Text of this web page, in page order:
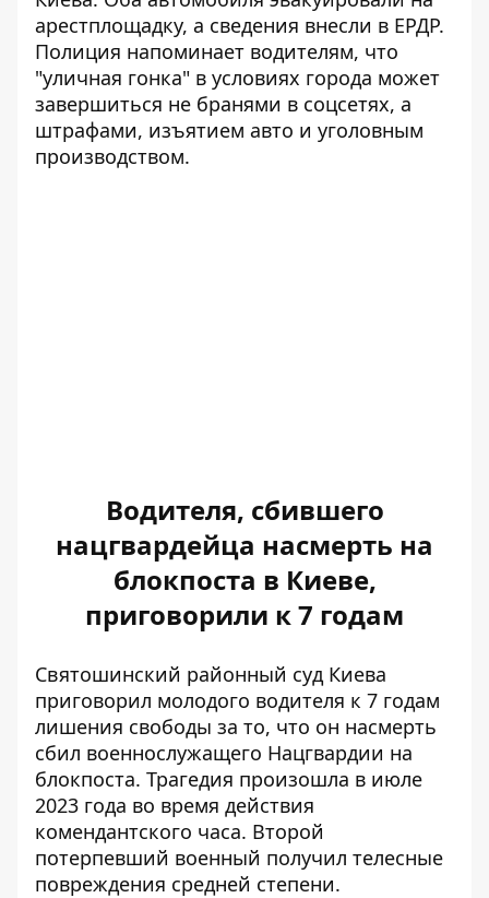
арестплощадку, а сведения внесли в ЕРДР.
Полиция напоминает водителям, что
"уличная гонка" в условиях города может
завершиться не бранями в соцсетях, а
штрафами, изъятием авто и уголовным
производством.
Водителя, сбившего
нацгвардейца насмерть на
блокпоста в Киеве,
приговорили к 7 годам
Святошинский районный суд Киева
приговорил молодого водителя к 7 годам
лишения свободы за то, что он насмерть
сбил военнослужащего Нацгвардии на
блокпоста. Трагедия произошла в июле
2023 года во время действия
комендантского часа. Второй
потерпевший военный получил телесные
повреждения средней степени.